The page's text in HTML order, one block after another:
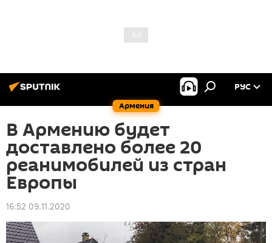
Армения
РУС
В Армению будет
доставлено более 20
реанимобилей из стран
Европы
16:52 09.11.2020